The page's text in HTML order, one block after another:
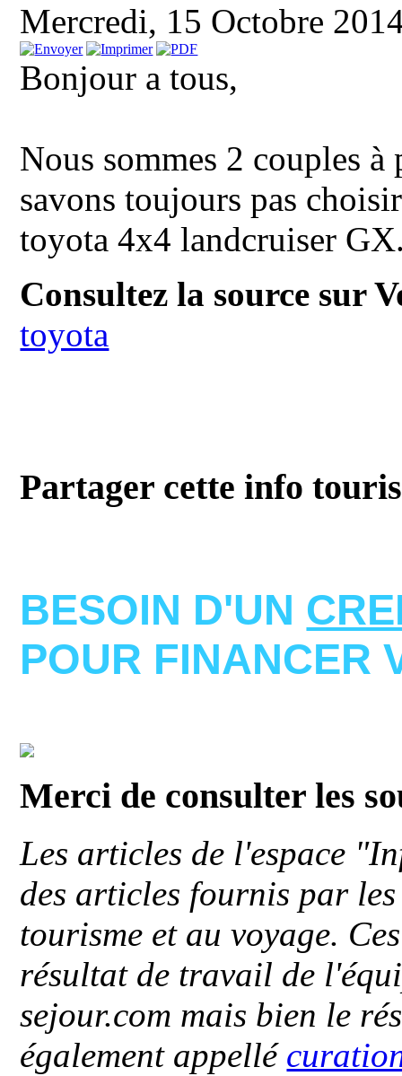
Mercredi, 15 Octobre
Bonjour a tous,
Nous sommes 2 couples
savons toujours pas
toyota 4x4 landcruiser
Consultez la source sur
toyota
Partager cette info
BESOIN D'UN
POUR FINANCER
Merci de consulter les
Les articles de l'espace
des articles fournis par
tourisme et au voyage.
résultat de travail de
sejour.com mais bien le
également appellé